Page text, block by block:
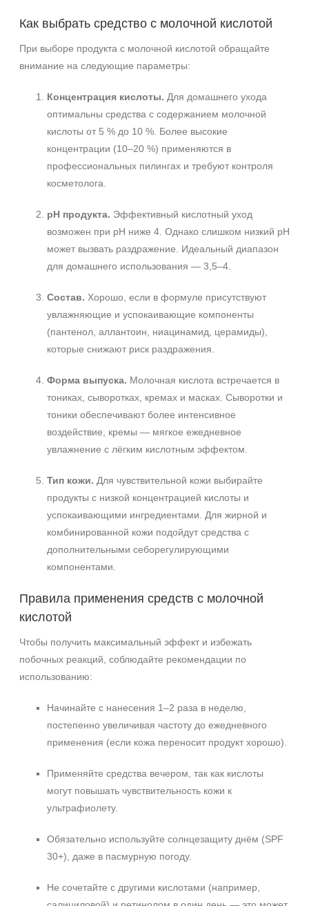
Как выбрать средство с молочной кислотой
При выборе продукта с молочной кислотой обращайте
внимание на следующие параметры:
Концентрация кислоты. Для домашнего ухода
оптимальны средства с содержанием молочной
кислоты от 5 % до 10 %. Более высокие
концентрации (10–20 %) применяются в
профессиональных пилингах и требуют контроля
косметолога.
pH продукта. Эффективный кислотный уход
возможен при pH ниже 4. Однако слишком низкий pH
может вызвать раздражение. Идеальный диапазон
для домашнего использования — 3,5–4.
Состав. Хорошо, если в формуле присутствуют
увлажняющие и успокаивающие компоненты
(пантенол, аллантоин, ниацинамид, церамиды),
которые снижают риск раздражения.
Форма выпуска. Молочная кислота встречается в
тониках, сыворотках, кремах и масках. Сыворотки и
тоники обеспечивают более интенсивное
воздействие, кремы — мягкое ежедневное
увлажнение с лёгким кислотным эффектом.
Тип кожи. Для чувствительной кожи выбирайте
продукты с низкой концентрацией кислоты и
успокаивающими ингредиентами. Для жирной и
комбинированной кожи подойдут средства с
дополнительными себорегулирующими
компонентами.
Правила применения средств с молочной
кислотой
Чтобы получить максимальный эффект и избежать
побочных реакций, соблюдайте рекомендации по
использованию:
Начинайте с нанесения 1–2 раза в неделю,
постепенно увеличивая частоту до ежедневного
применения (если кожа переносит продукт хорошо).
Применяйте средства вечером, так как кислоты
могут повышать чувствительность кожи к
ультрафиолету.
Обязательно используйте солнцезащиту днём (SPF
30+), даже в пасмурную погоду.
Не сочетайте с другими кислотами (например,
+7 (495) 640-58-89
+7 (929) 933-09-89